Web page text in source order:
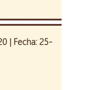
| Fecha: 25-